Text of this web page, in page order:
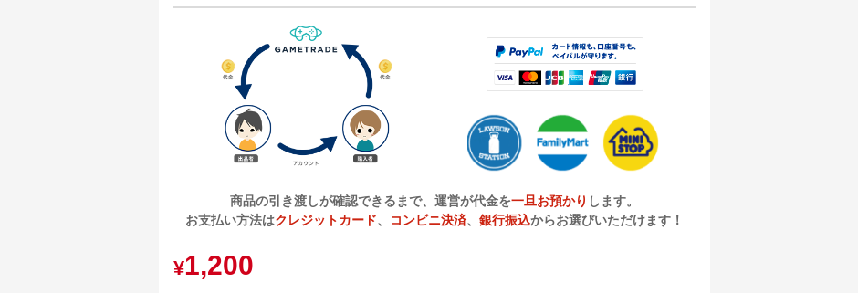
商品の引き渡しが確認できるまで、運営が代金を一旦お預かり します。
お支払い方法はクレジットカード、 コンビニ決済、 銀行振込からお選びいただけます！
¥1,200